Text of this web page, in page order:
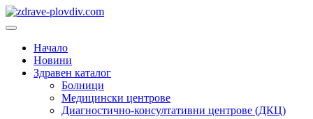
Преминете
към
Основно
Начало
Новини
Здравен каталог
Болници
Медицински центрове
Диагностично-консултативни центрове (ДКЦ)